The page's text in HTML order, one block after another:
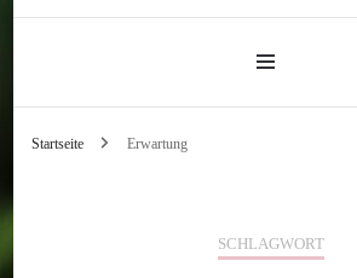
Startseite Erwartung
SCHLAGWORT